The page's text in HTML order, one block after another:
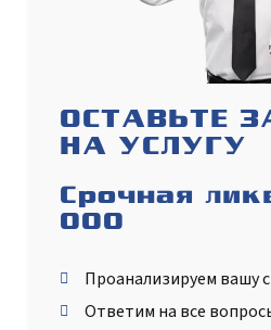
ОСТАВЬТЕ
НА УСЛУГУ
Срочная
ООО
Проанализируем вашу
Ответим на все